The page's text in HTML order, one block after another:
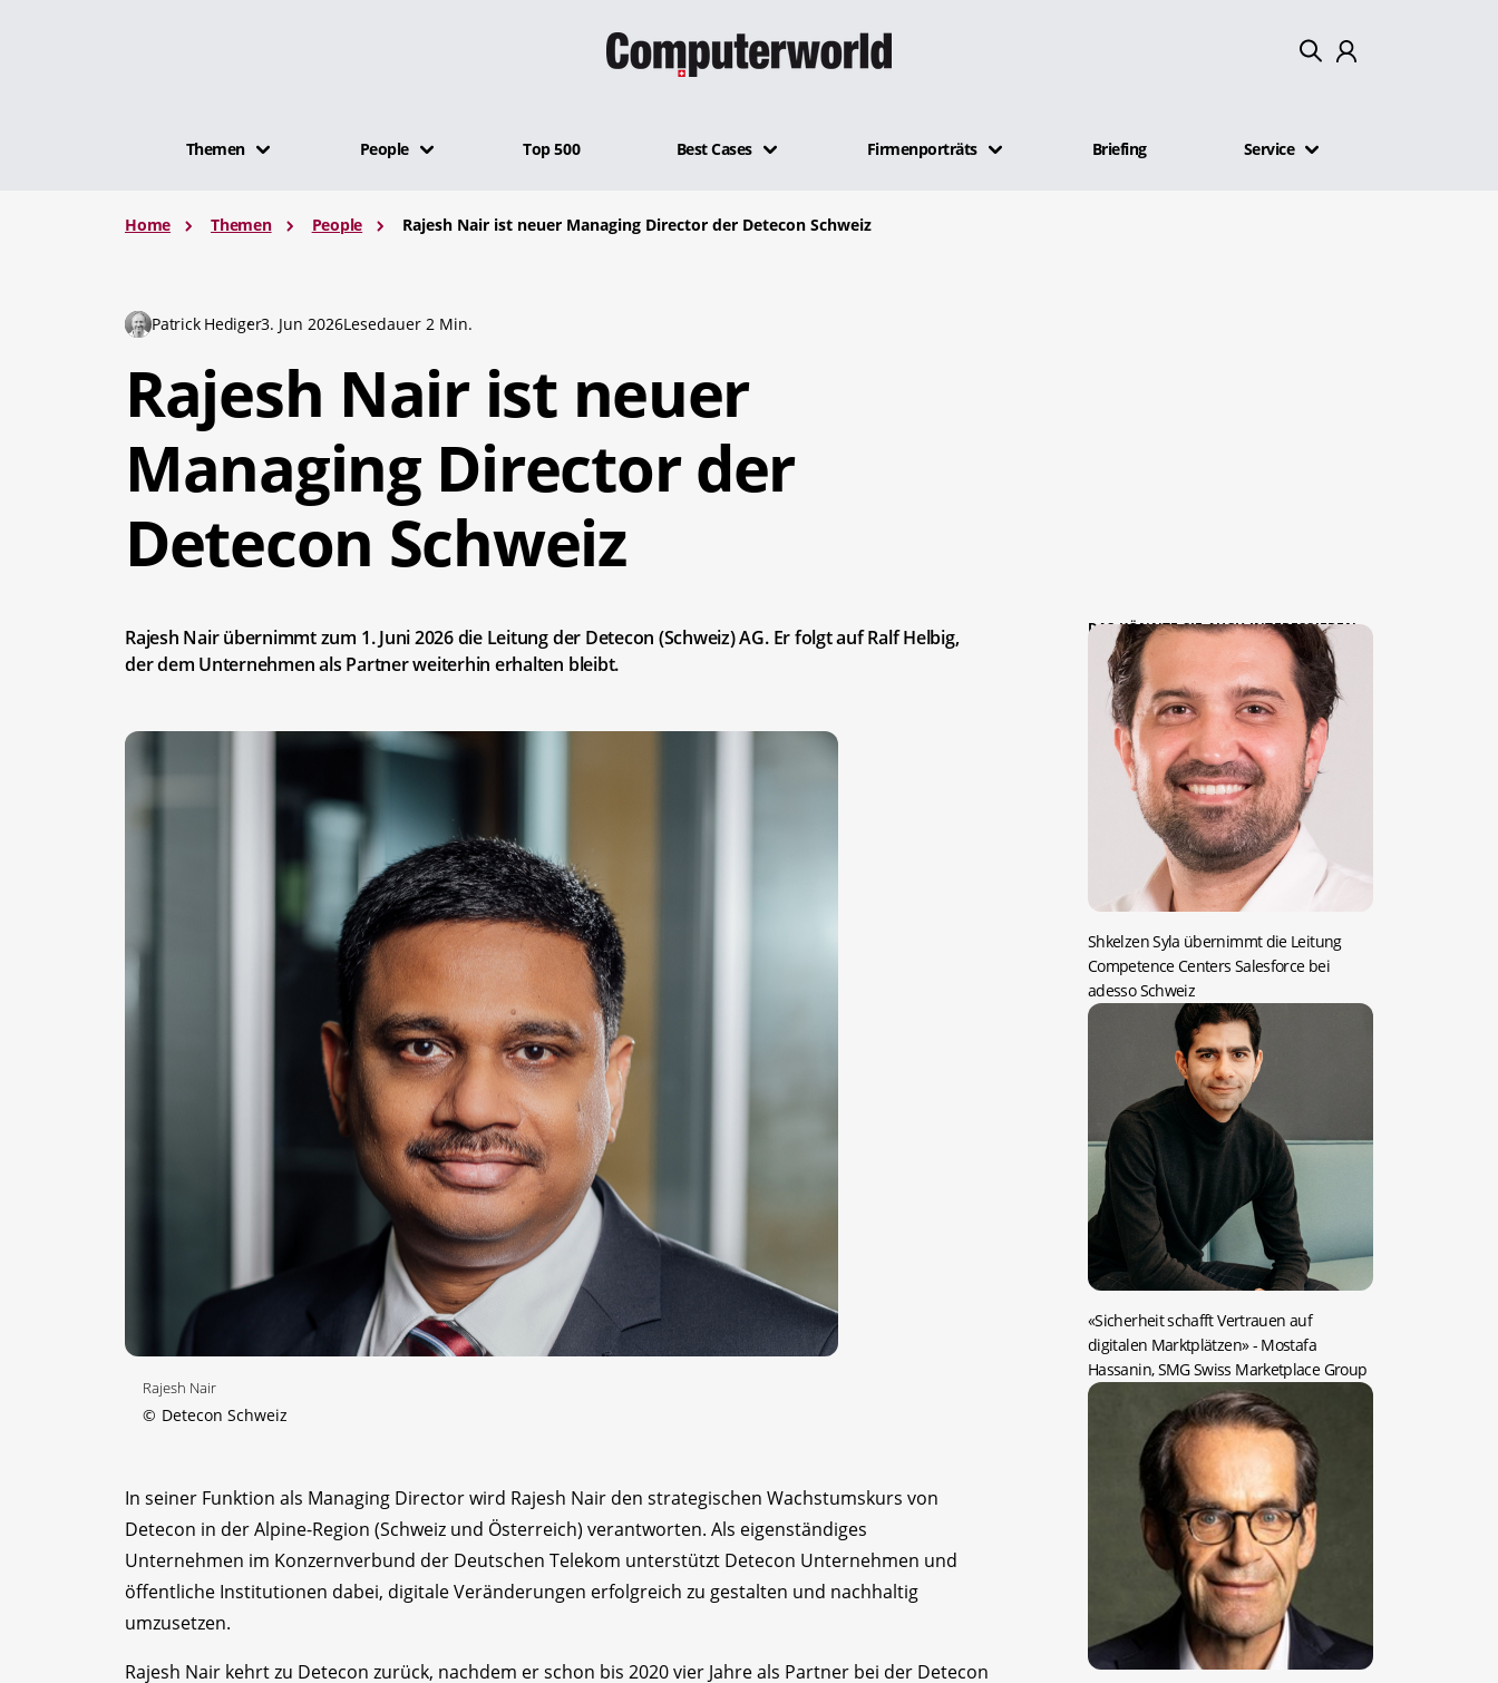
Themen People Top 500 Best Cases Firmenporträts Briefing Service
Home Themen People Rajesh Nair ist neuer Managing Director der Detecon Schweiz
Patrick Hediger3. Jun 2026Lesedauer 2 Min.
Rajesh Nair ist neuer
Managing Director der
Detecon Schweiz
Rajesh Nair übernimmt zum 1. Juni 2026 die Leitung der Detecon (Schweiz) AG. Er folgt auf Ralf Helbig,
der dem Unternehmen als Partner weiterhin erhalten bleibt.
Rajesh Nair
© Detecon Schweiz
In seiner Funktion als Managing Director wird Rajesh Nair den strategischen Wachstumskurs von
Detecon in der Alpine-Region (Schweiz und Österreich) verantworten. Als eigenständiges
Unternehmen im Konzernverbund der Deutschen Telekom unterstützt Detecon Unternehmen und
öffentliche Institutionen dabei, digitale Veränderungen erfolgreich zu gestalten und nachhaltig
umzusetzen.
Rajesh Nair kehrt zu Detecon zurück, nachdem er schon bis 2020 vier Jahre als Partner bei der Detecon
DAS KÖNNTE SIE AUCH INTERESSIEREN:
Shkelzen Syla übernimmt die Leitung
Competence Centers Salesforce bei
adesso Schweiz
«Sicherheit schafft Vertrauen auf
digitalen Marktplätzen»- Mostafa
Hassanin, SMG Swiss Marketplace Group